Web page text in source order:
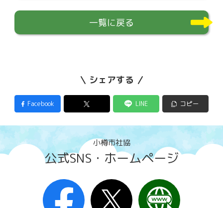
一覧に戻る
シェアする
Facebook LINE コピー
小樽市社協
公式SNS・ホームページ